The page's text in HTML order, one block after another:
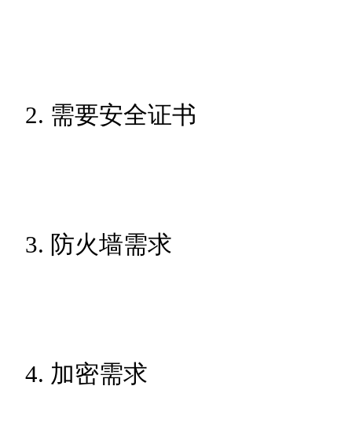
2. 需要安全证书
3. 防火墙需求
4. 加密需求